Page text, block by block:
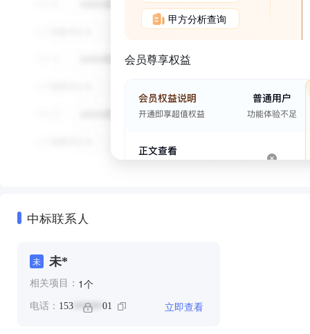
甲方分析查询
会员尊享权益
中标联系人
未 未*
相关项目： 1个
电话： 153 ****** 01 立即查看